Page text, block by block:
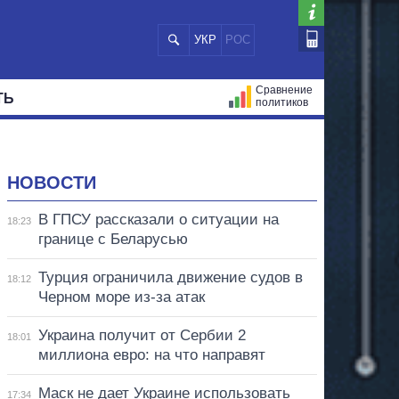
УКР РОС
Сравнение
политиков
НОВОСТИ
18:23
В ГПСУ рассказали о ситуации на
границе с Беларусью
18:12
Турция ограничила движение судов в
Черном море из-за атак
18:01
Украина получит от Сербии 2
миллиона евро: на что направят
17:34
Маск не дает Украине использовать